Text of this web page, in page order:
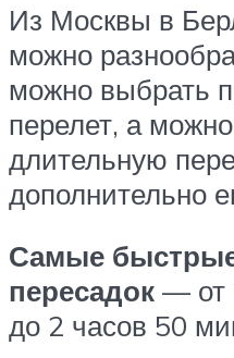
Из Москвы в
можно
можно выбрать
перелет, а
длительную
дополнительно
Самые
пересадок — от
до 2 часов 50